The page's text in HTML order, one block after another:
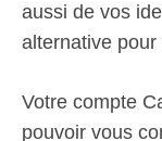
aussi de vos
alternative
Votre compte
pouvoir vous